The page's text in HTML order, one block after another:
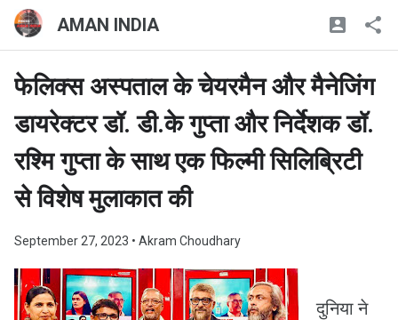
AMAN INDIA
फेलिक्स अस्पताल के चेयरमैन और मैनेजिंग
डायरेक्टर डॉ. डी.के गुप्ता और निर्देशक डॉ.
रश्मि गुप्ता के साथ एक फिल्मी सिलिब्रिटी
से विशेष मुलाकात की
September 27, 2023 • Akram Choudhary
दुनिया ने